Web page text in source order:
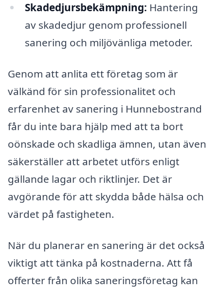
Skadedjursbekämpning: Hantering
av skadedjur genom professionell
sanering och miljövänliga metoder.
Genom att anlita ett företag som är
välkänd för sin professionalitet och
erfarenhet av sanering i Hunnebostrand
får du inte bara hjälp med att ta bort
oönskade och skadliga ämnen, utan även
säkerställer att arbetet utförs enligt
gällande lagar och riktlinjer. Det är
avgörande för att skydda både hälsa och
värdet på fastigheten.
När du planerar en sanering är det också
viktigt att tänka på kostnaderna. Att få
offerter från olika saneringsföretag kan